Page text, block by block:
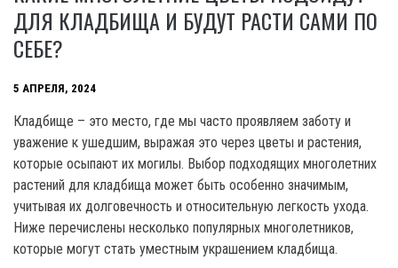
ДЛЯ КЛАДБИЩА И БУДУТ РАСТИ САМИ ПО
СЕБЕ?
5 АПРЕЛЯ, 2024
Кладбище – это место, где мы часто проявляем заботу и
уважение к ушедшим, выражая это через цветы и растения,
которые осыпают их могилы. Выбор подходящих многолетних
растений для кладбища может быть особенно значимым,
учитывая их долговечность и относительную легкость ухода.
Ниже перечислены несколько популярных многолетников,
которые могут стать уместным украшением кладбища.